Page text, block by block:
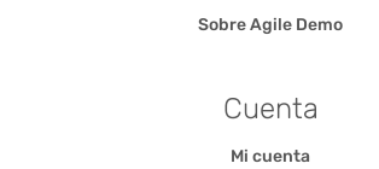
Sobre Agile Demo
Cuenta
Mi cuenta